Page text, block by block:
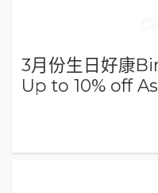
3月份生日好康
Up to 10% off As